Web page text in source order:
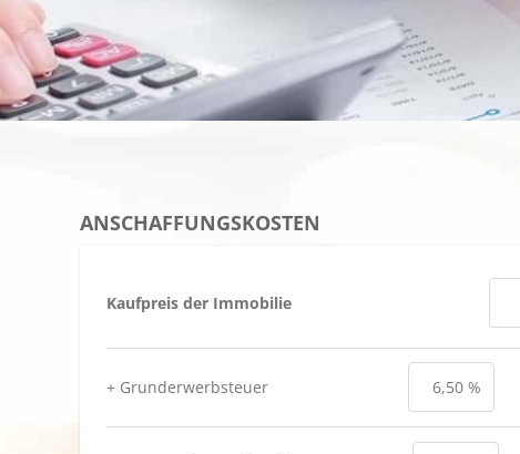
ANSCHAFFUNGSKOSTEN
Kaufpreis der Immobilie
+ Grunderwerbsteuer